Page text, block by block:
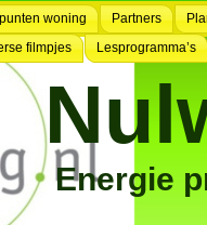
woning Partners
filmpjes Lesprogramma’s
Energie